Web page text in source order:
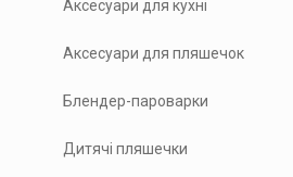
Аксесуари для кухні
Аксесуари для пляшечок
Блендер-пароварки
Дитячі пляшечки